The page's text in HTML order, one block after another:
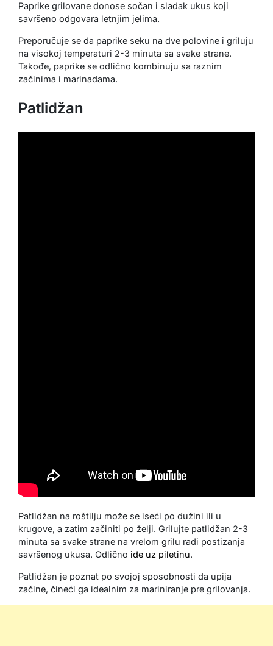
Paprike grilovane donose sočan i sladak ukus koji
savršeno odgovara letnjim jelima.
Preporučuje se da paprike seku na dve polovine i griluju
na visokoj temperaturi 2-3 minuta sa svake strane.
Takođe, paprike se odlično kombinuju sa raznim
začinima i marinadama.
Patlidžan
Patlidžan na roštilju može se iseći po dužini ili u
krugove, a zatim začiniti po želji. Grilujte patlidžan 2-3
minuta sa svake strane na vrelom grilu radi postizanja
savršenog ukusa. Odlično ide uz piletinu.
Patlidžan je poznat po svojoj sposobnosti da upija
začine, čineći ga idealnim za mariniranje pre grilovanja.